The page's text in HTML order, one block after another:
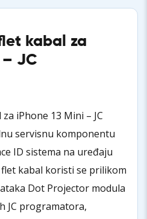
kabal za
– JC
iPhone 13 Mini – JC
servisnu komponentu
ID sistema na uređaju
flet kabal koristi se prilikom
Dot Projector modula
JC programatora,